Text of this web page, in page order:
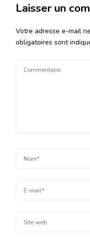
Laisser un
Votre adresse e-mail
obligatoires sont